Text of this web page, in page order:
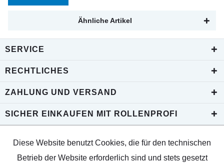
Ähnliche Artikel
SERVICE
RECHTLICHES
ZAHLUNG UND VERSAND
SICHER EINKAUFEN MIT ROLLENPROFI
Diese Website benutzt Cookies, die für den technischen
Betrieb der Website erforderlich sind und stets gesetzt